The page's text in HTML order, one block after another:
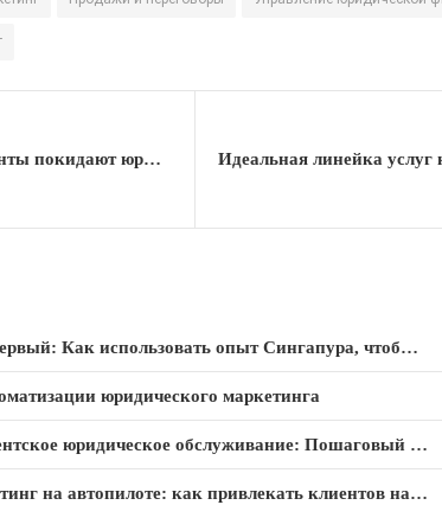
Почему клиенты покидают юридические фирмы: Этика в юридическом бизнесе
Из третьего мира в первый: Как использовать опыт Сингапура, чтобы преуспеть в юридическом бизнесе
юридического маркетинга
Как продавать абонентское юридическое обслуживание: Пошаговый алгоритм
Юридический маркетинг на автопилоте: как привлекать клиентов на “раз-два-три”